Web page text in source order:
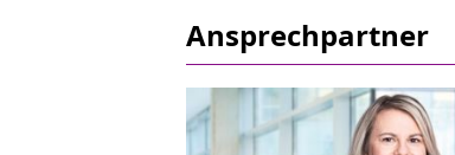
Ansprechpartner